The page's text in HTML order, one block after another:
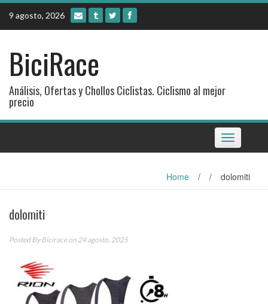
Skip
content
9 agosto, 2026
BiciRace
Análisis, Ofertas y Chollos Ciclistas. Ciclismo al mejor
precio
Toggle
navigation
Home / / dolomiti
dolomiti
Posted ByBiciraceon 24 agosto, 2025